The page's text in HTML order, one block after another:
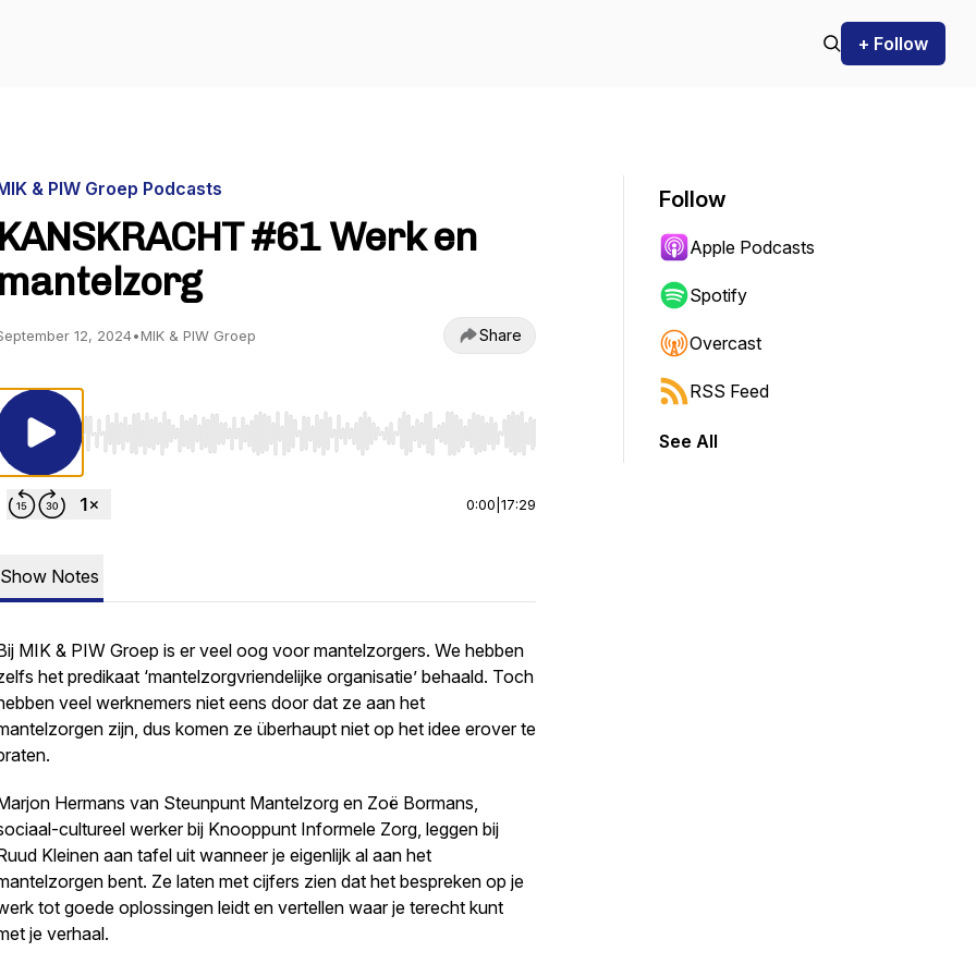
+ Follow
& PIW Groep Podcasts
KANSKRACHT #61 Werk en
mantelzorg
12, 2024•MIK & PIW Groep Share
Use Left/Right to seek, Home/End to jump to start or end. Hold shift to jump forward or backward.
0:00 17:29
Show Notes
MIK & PIW Groep is er veel oog voor mantelzorgers. We hebben
het predikaat ‘mantelzorgvriendelijke organisatie’ behaald. Toch
veel werknemers niet eens door dat ze aan het
zijn, dus komen ze überhaupt niet op het idee erover te
Hermans van Steunpunt Mantelzorg en Zoë Bormans,
cultureel werker bij Knooppunt Informele Zorg, leggen bij
Kleinen aan tafel uit wanneer je eigenlijk al aan het
bent. Ze laten met cijfers zien dat het bespreken op je
tot goede oplossingen leidt en vertellen waar je terecht kunt
je verhaal.
Follow
Apple Podcasts
Spotify
Overcast
RSS Feed
See All